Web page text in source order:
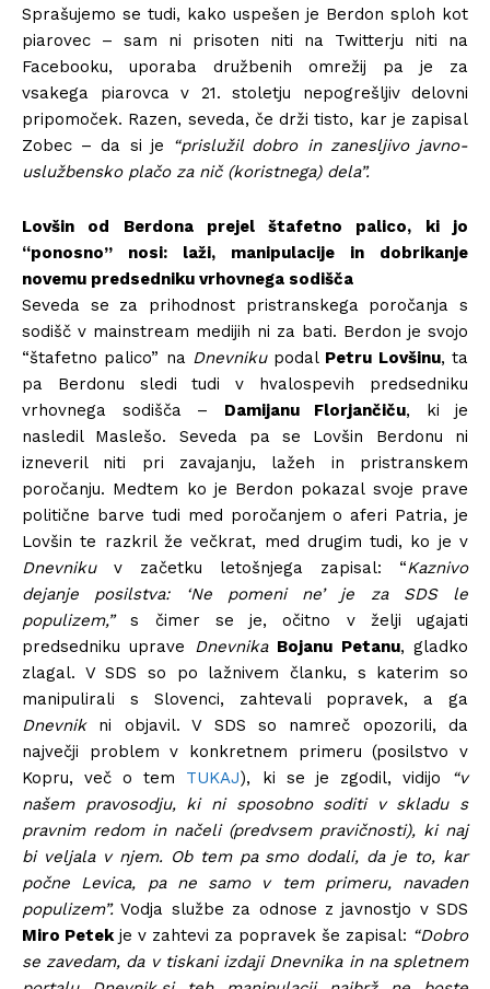
Sprašujemo se tudi, kako uspešen je Berdon sploh kot
piarovec – sam ni prisoten niti na Twitterju niti na
Facebooku, uporaba družbenih omrežij pa je za
vsakega piarovca v 21. stoletju nepogrešljiv delovni
pripomoček. Razen, seveda, če drži tisto, kar je zapisal
Zobec – da si je
“prislužil dobro in zanesljivo javno-
uslužbensko plačo za nič (koristnega) dela”.
Lovšin od Berdona prejel štafetno palico, ki jo
“ponosno” nosi: laži, manipulacije in dobrikanje
novemu predsedniku vrhovnega sodišča
Seveda se za prihodnost pristranskega poročanja s
sodišč v mainstream medijih ni za bati. Berdon je svojo
“štafetno palico” na Dnevnikupodal Petru Lovšinu, ta
pa Berdonu sledi tudi v hvalospevih predsedniku
vrhovnega sodišča – Damijanu Florjančiču, ki je
nasledil Maslešo. Seveda pa se Lovšin Berdonu ni
izneveril niti pri zavajanju, lažeh in pristranskem
poročanju. Medtem ko je Berdon pokazal svoje prave
politične barve tudi med poročanjem o aferi Patria, je
Lovšin te razkril že večkrat, med drugim tudi, ko je v
Dnevnikuv začetku letošnjega zapisal: “Kaznivo
dejanje posilstva: ‘Ne pomeni ne’ je za SDS le
populizem,”s čimer se je, očitno v želji ugajati
predsedniku uprave Dnevnika Bojanu Petanu, gladko
zlagal. V SDS so po lažnivem članku, s katerim so
manipulirali s Slovenci, zahtevali popravek, a ga
Dnevnikni objavil. V SDS so namreč opozorili, da
največji problem v konkretnem primeru (posilstvo v
Kopru, več o tem TUKAJ), ki se je zgodil, vidijo
“v
našem pravosodju, ki ni sposobno soditi v skladu s
pravnim redom in načeli (predvsem pravičnosti), ki naj
bi veljala v njem. Ob tem pa smo dodali, da je to, kar
počne Levica, pa ne samo v tem primeru, navaden
populizem”. Vodja službe za odnose z javnostjo v SDS
Miro Petekje v zahtevi za popravek še zapisal: “Dobro
se zavedam, da v tiskani izdaji Dnevnika in na spletnem